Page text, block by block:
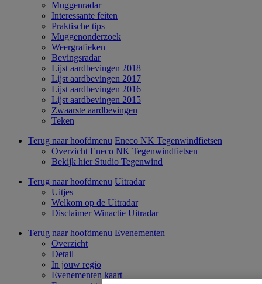
Muggenradar
Interessante feiten
Praktische tips
Muggenonderzoek
Weergrafieken
Bevingsradar
Lijst aardbevingen 2018
Lijst aardbevingen 2017
Lijst aardbevingen 2016
Lijst aardbevingen 2015
Zwaarste aardbevingen
Teken
Terug naar hoofdmenu Eneco NK Tegenwindfietsen
Overzicht Eneco NK Tegenwindfietsen
Bekijk hier Studio Tegenwind
Terug naar hoofdmenu Uitradar
Uitjes
Welkom op de Uitradar
Disclaimer Winactie Uitradar
Terug naar hoofdmenu Evenementen
Overzicht
Detail
In jouw regio
Evenementen kaart